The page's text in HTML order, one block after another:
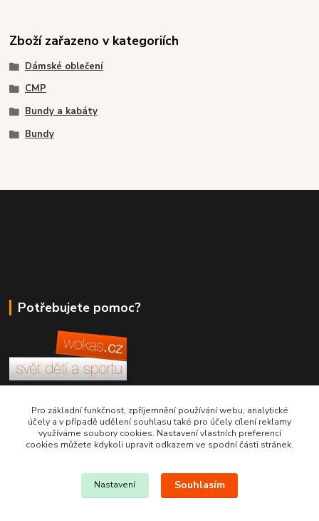
Zboží zařazeno v kategoriích
Dámské oblečení
CMP
Bundy a kabáty
Bundy
Potřebujete pomoc?
+420 380 830 198
wokas.online@yahoo.cz
Pro základní funkčnost, zpříjemnění používání webu, analytické
účely a v případě udělení souhlasu také pro účely cílení reklamy
využíváme soubory cookies. Nastavení vlastních preferencí
cookies můžete kdykoli upravit odkazem ve spodní části stránek.
Nastavení Souhlasím